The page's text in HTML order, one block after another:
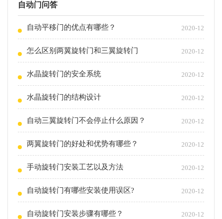
自动门问答
自动平移门的优点有哪些？ 2020-12
怎么区别两翼旋转门和三翼旋转门 2020-12
水晶旋转门的安全系统 2020-12
水晶旋转门的结构设计 2020-12
自动三翼旋转门不会停止什么原因？ 2020-12
两翼旋转门的好处和优势有哪些？ 2020-12
手动旋转门安装工艺以及方法 2020-12
自动旋转门有哪些安装使用误区? 2020-12
自动旋转门安装步骤有哪些？ 2020-12